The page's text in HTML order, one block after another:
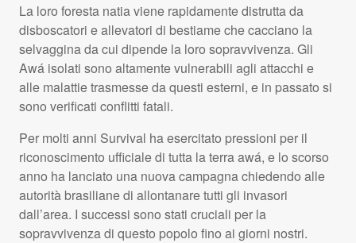
La loro foresta natia viene rapidamente distrutta da
disboscatori e allevatori di bestiame che cacciano la
selvaggina da cui dipende la loro sopravvivenza. Gli
Awá isolati sono altamente vulnerabili agli attacchi e
alle malattie trasmesse da questi esterni, e in passato si
sono verificati conflitti fatali.
Per molti anni Survival ha esercitato pressioni per il
riconoscimento ufficiale di tutta la terra awá, e lo scorso
anno ha lanciato una nuova campagna chiedendo alle
autorità brasiliane di allontanare tutti gli invasori
dall’area. I successi sono stati cruciali per la
sopravvivenza di questo popolo fino ai giorni nostri.